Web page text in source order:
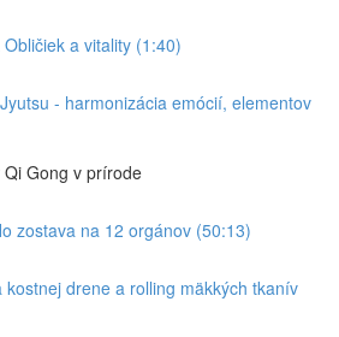
a vitality (1:40)
- harmonizácia emócií, elementov
Gong v prírode
zostava na 12 orgánov (50:13)
kostnej drene a rolling mäkkých tkanív